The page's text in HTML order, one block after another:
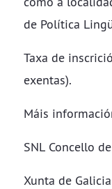
de Política
Taxa de
exentas).
Máis
SNL Concello
Xunta de